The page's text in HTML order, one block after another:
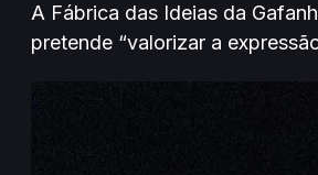
A Fábrica das Ideias da
pretende “valorizar a